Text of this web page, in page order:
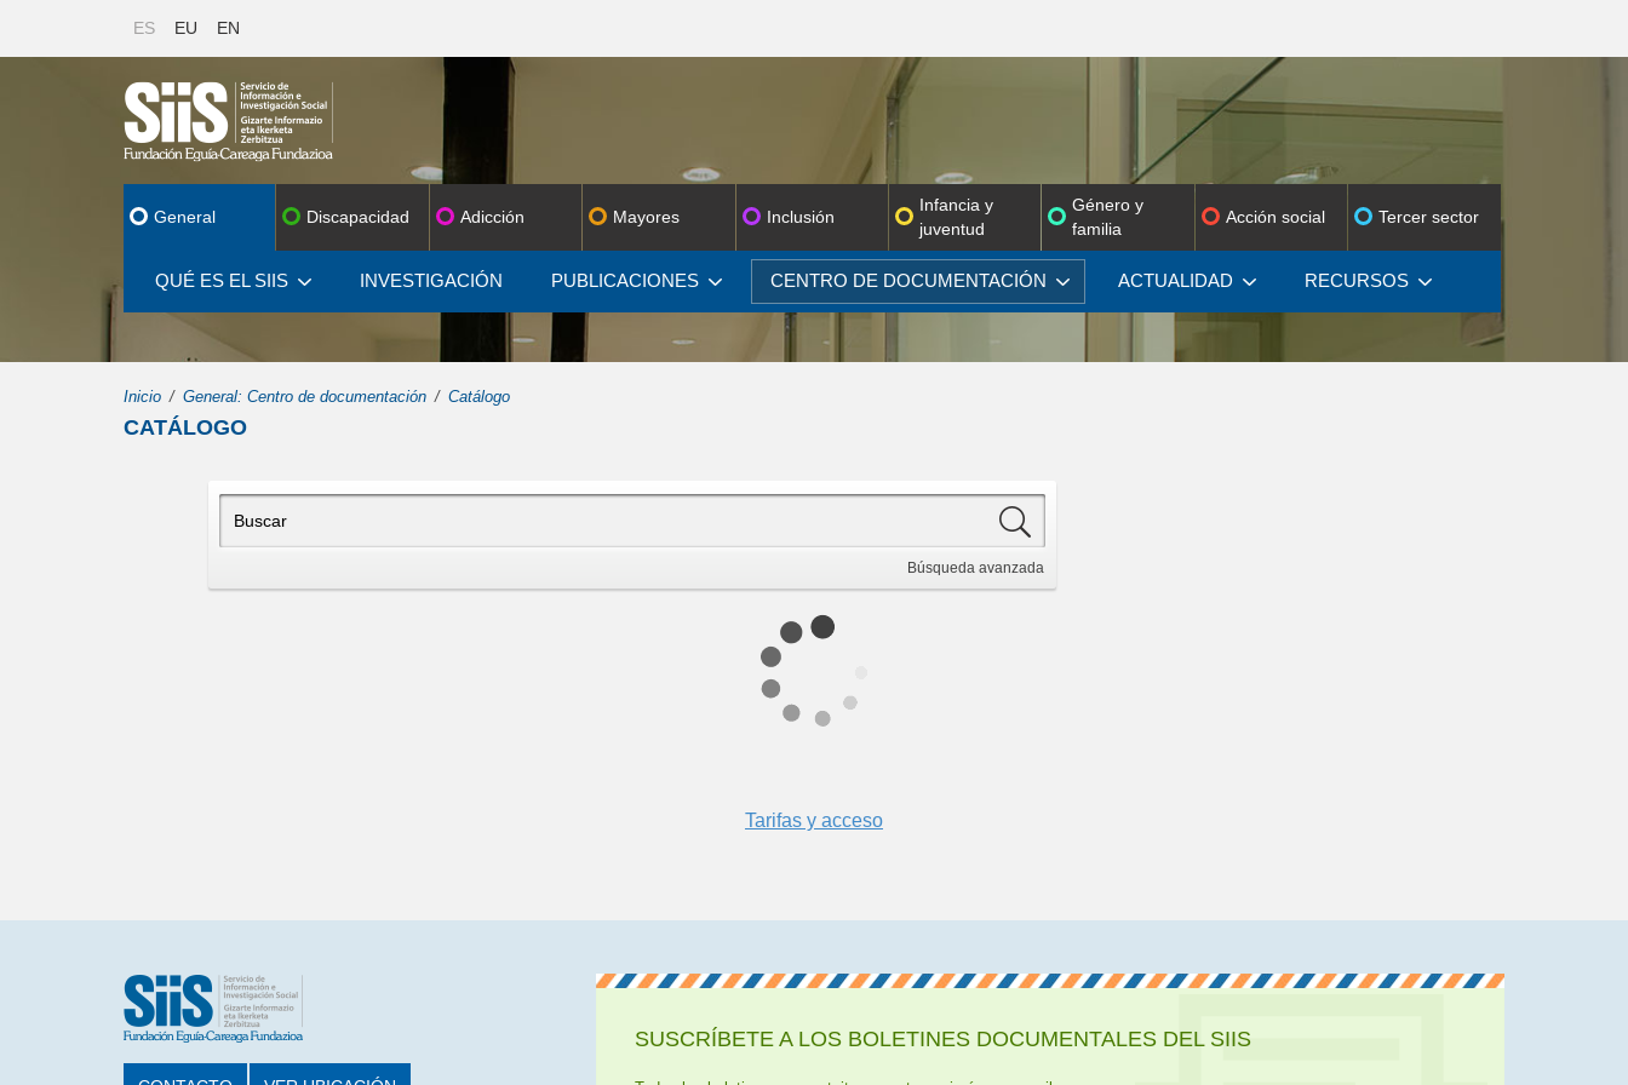
ES EU EN
General
QUÉ ES EL SIIS INVESTIGACIÓN PUBLICACIONES CENTRO DE DOCUMENTACIÓN ACTUALIDAD RECURSOS
Discapacidad Adicción Mayores Inclusión
Infancia y
juventud
Género y
familia
Acción social Tercer sector
Búsqueda avanzada
Inicio General: Centro de documentación Catálogo
CATÁLOGO
Tarifas y acceso
SUSCRÍBETE A LOS BOLETINES DOCUMENTALES DEL SIIS